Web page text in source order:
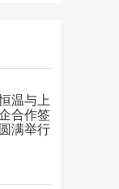
温与上
合作签
满举行